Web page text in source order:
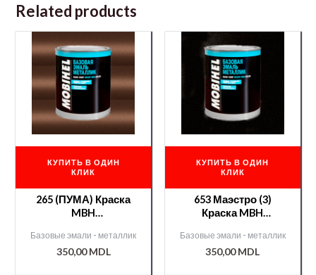
Related products
КУПИТЬ В ОДИН
КЛИК
265 (ПУМА) Краска
MBH
Базовые эмали - металлик
350,00MDL
КУПИТЬ В ОДИН
КЛИК
653 Маэстро (3)
Краска MBH
Базовые эмали - металлик
350,00MDL